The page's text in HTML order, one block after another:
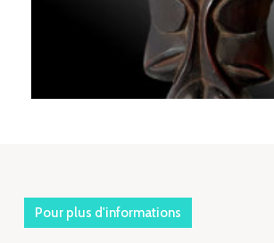
Pour plus d'informations